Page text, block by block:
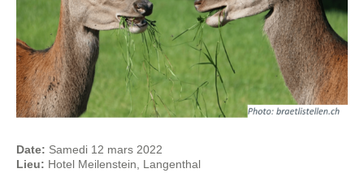
Date: Samedi 12 mars 2022
Lieu: Hotel Meilenstein, Langenthal